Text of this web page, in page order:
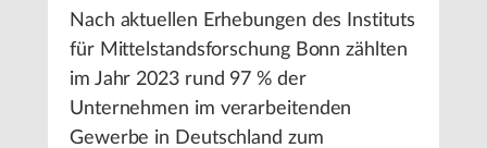
Nach aktuellen Erhebungen des Instituts
für Mittelstandsforschung Bonn zählten
im Jahr 2023 rund 97 % der
Unternehmen im verarbeitenden
Gewerbe in Deutschland zum